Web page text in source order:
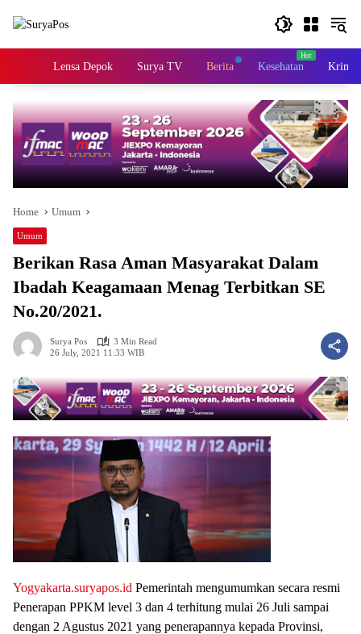
HomeLensa Depok Surya TV Berita Kesehatan
Home Umum
Umum
Berikan Rasa Aman Masyarakat Dalam
Ibadah Keagamaan Menag Terbitkan SE
No.20/2021.
Surya Pos
3 Min Read
26 July, 2021 11:33 WIB
Yogyakarta.suryapos.id Pemerintah mengumumkan secara resmi
Penerapan PPKM level 3 dan 4 terhitung mulai 26 Juli sampai
dengan 2 Agustus 2021 yang penerapannya kepada Provinsi,